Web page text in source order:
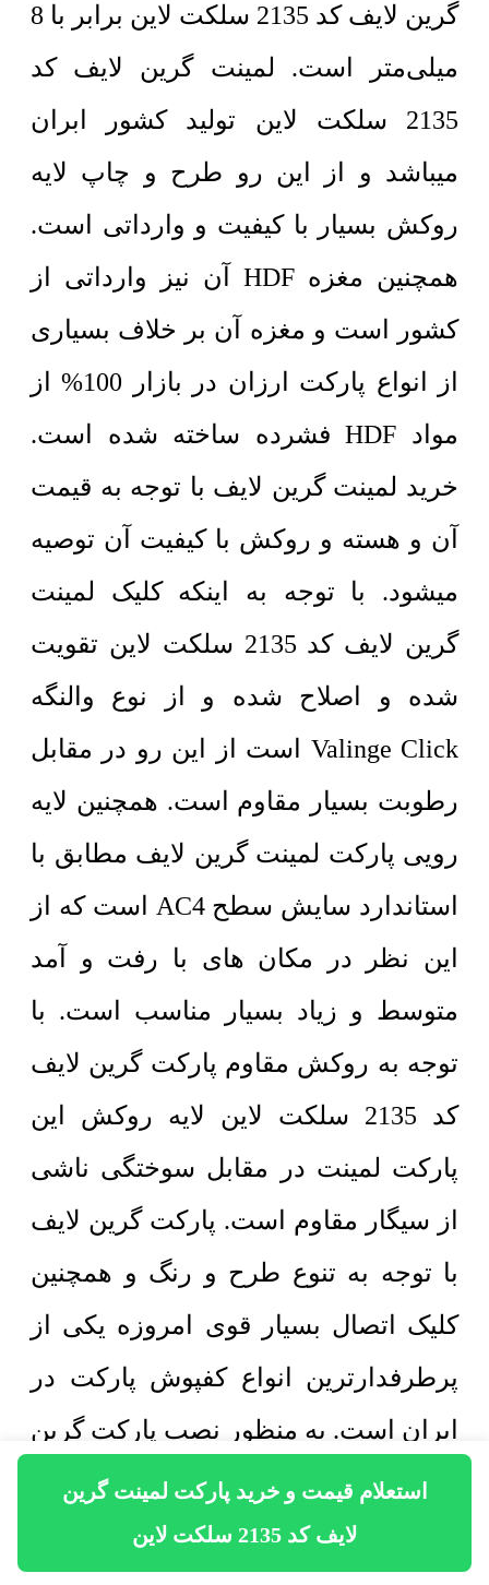
استعلام قیمت و خرید پارکت لمینت گرین
لایف کد 2135 سلکت لاین
گرین لایف کد 2135 سلکت لاین برابر با 8
میلی‌متر است. لمینت گرین لایف کد
2135 سلکت لاین تولید کشور ابران
میباشد و از این رو طرح و چاپ لایه
روکش بسیار با کیفیت و وارداتی است.
همچنین مغزه HDF آن نیز وارداتی از
کشور است و مغزه آن بر خلاف بسیاری
از انواع پارکت ارزان در بازار 100% از
مواد HDF فشرده ساخته شده است.
خرید لمینت گرین لایف با توجه به قیمت
آن و هسته و روکش با کیفیت آن توصیه
میشود. با توجه به اینکه کلیک لمینت
گرین لایف کد 2135 سلکت لاین تقویت
شده و اصلاح شده و از نوع والنگه
Valinge Click است از این رو در مقابل
رطوبت بسیار مقاوم است. همچنین لایه
رویی پارکت لمینت گرین لایف مطابق با
استاندارد سایش سطح AC4 است که از
این نظر در مکان های با رفت و آمد
متوسط و زیاد بسیار مناسب است. با
توجه به روکش مقاوم پارکت گرین لایف
کد 2135 سلکت لاین لایه روکش این
پارکت لمینت در مقابل سوختگی ناشی
از سیگار مقاوم است. پارکت گرین لایف
با توجه به تنوع طرح و رنگ و همچنین
کلیک اتصال بسیار قوی امروزه یکی از
پرطرفدارترین انواع کفپوش پارکت در
ایران است. به منظور نصب پارکت گرین
لایف بهتر است از فوم سایلنت استفاده
شود. فوم سایلنت در واقع پوشش نازکی